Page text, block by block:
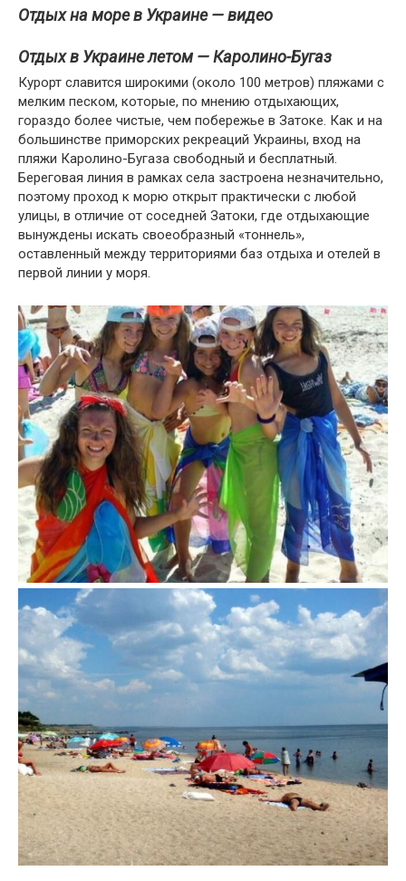
Отдых на море в Украине — видео
Отдых в Украине летом — Каролино-Бугаз
Курорт славится широкими (около 100 метров) пляжами с
мелким песком, которые, по мнению отдыхающих,
гораздо более чистые, чем побережье в Затоке. Как и на
большинстве приморских рекреаций Украины, вход на
пляжи Каролино-Бугаза свободный и бесплатный.
Береговая линия в рамках села застроена незначительно,
поэтому проход к морю открыт практически с любой
улицы, в отличие от соседней Затоки, где отдыхающие
вынуждены искать своеобразный «тоннель»,
оставленный между территориями баз отдыха и отелей в
первой линии у моря.